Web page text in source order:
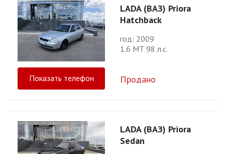
LADA (ВАЗ) Priora
Hatchback
год: 2009
1.6 МТ 98 л.с.
Показать телефон Продано
LADA (ВАЗ) Priora
Sedan